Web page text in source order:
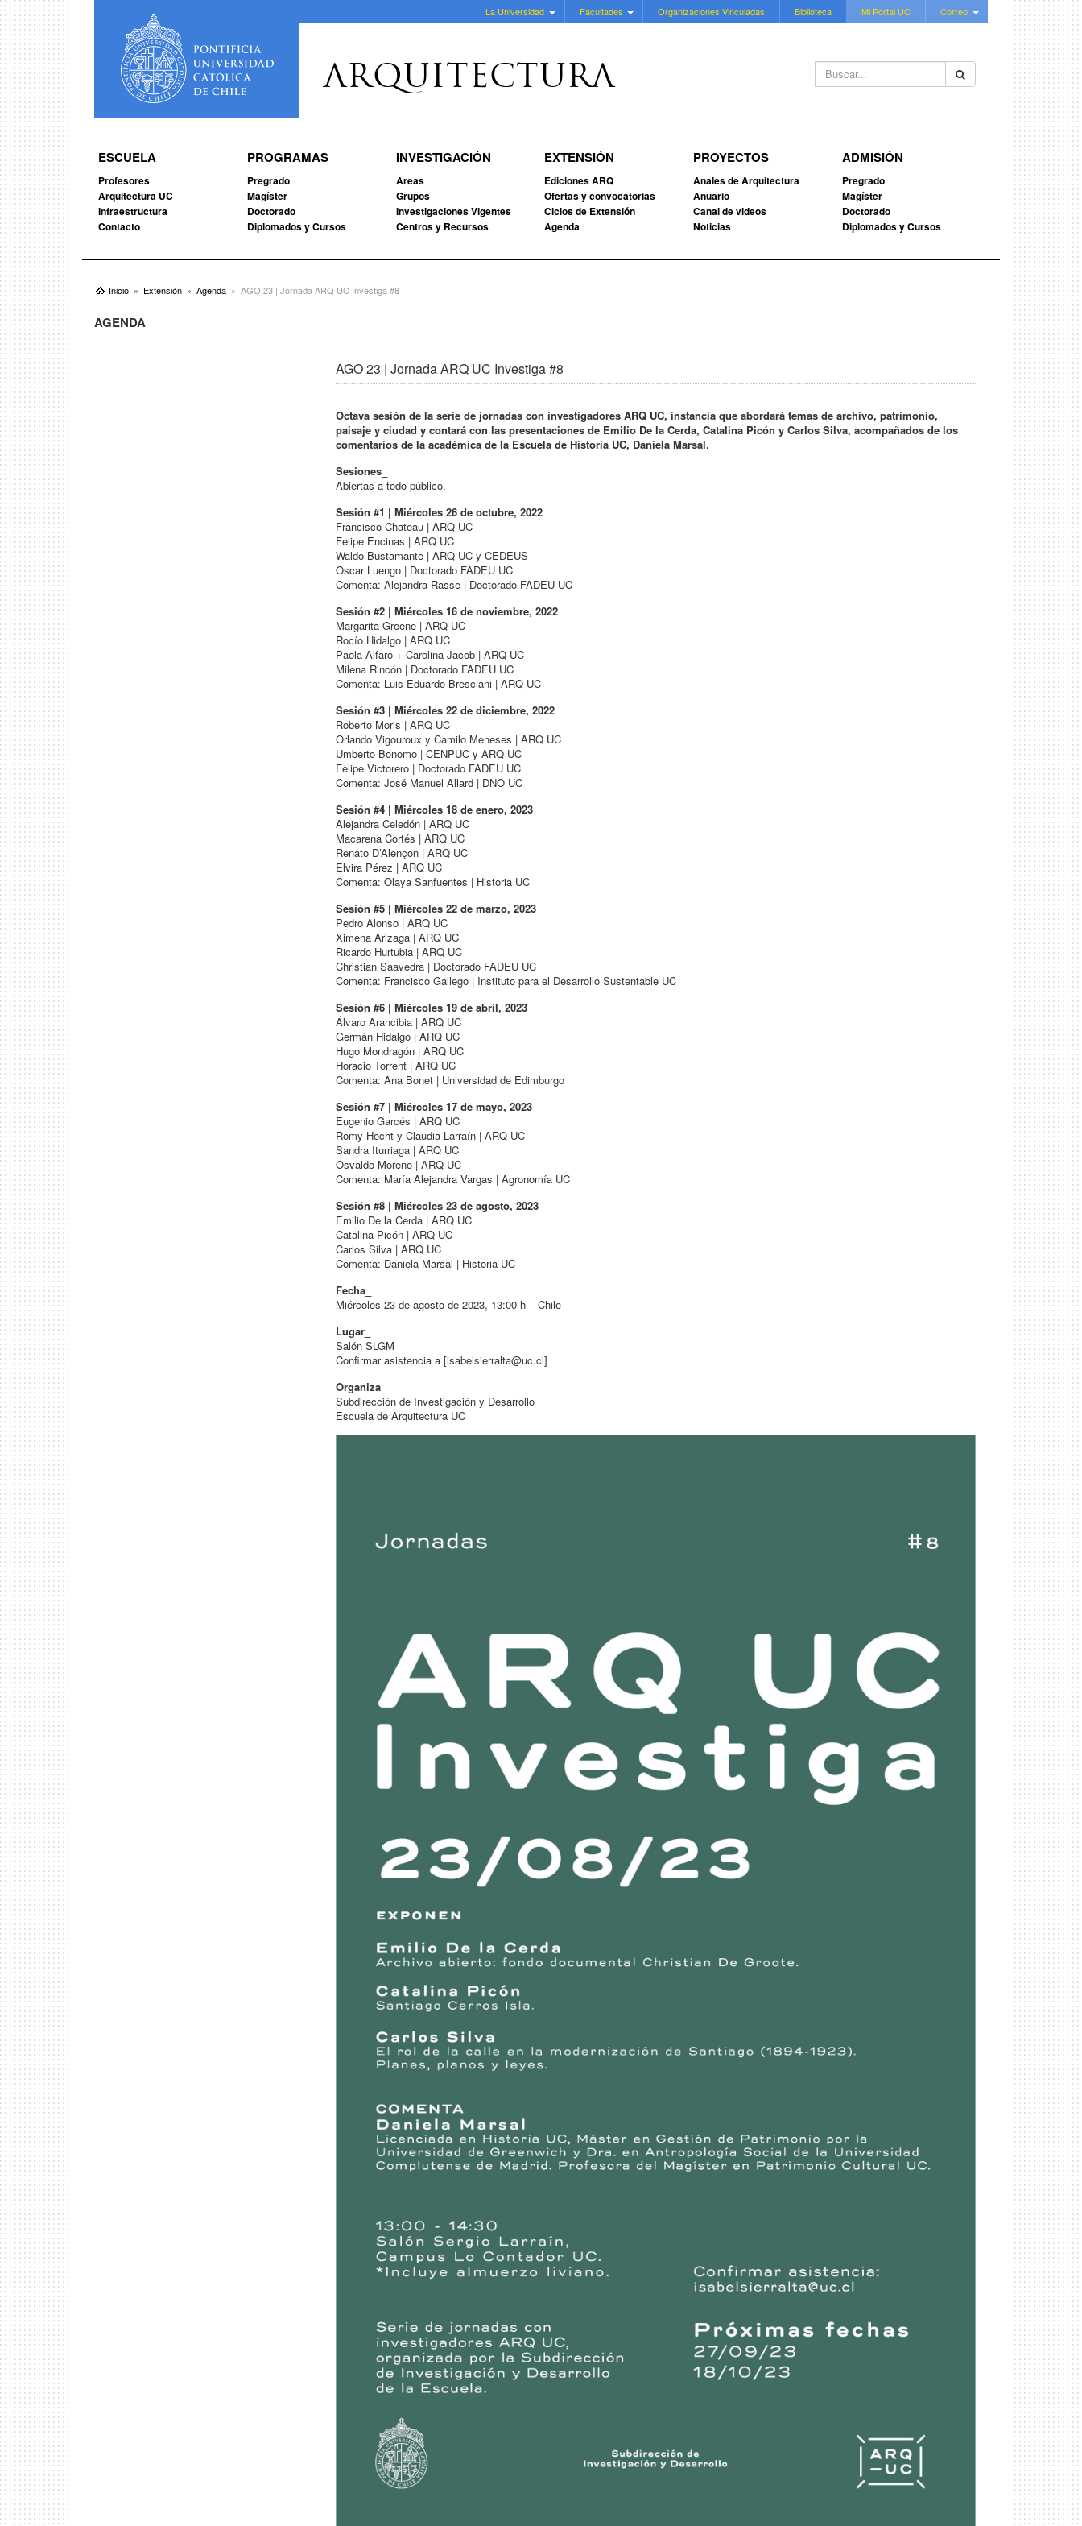
La Universidad Facultades Organizaciones Vinculadas Biblioteca Mi Portal UC Correo
Buscar...
ARQUITECTURA
ESCUELA
Profesores
Arquitectura UC
Infraestructura
Contacto
PROGRAMAS
Pregrado
Magíster
Doctorado
Diplomados y Cursos
INVESTIGACIÓN
Areas
Grupos
Investigaciones Vigentes
Centros y Recursos
EXTENSIÓN
Ediciones ARQ
Ofertas y convocatorias
Ciclos de Extensión
Agenda
PROYECTOS
Anales de Arquitectura
Anuario
Canal de videos
Noticias
ADMISIÓN
Pregrado
Magíster
Doctorado
Diplomados y Cursos
Inicio Extensión Agenda AGO 23 | Jornada ARQ UC Investiga #8
AGENDA
AGO 23 | Jornada ARQ UC Investiga #8
Octava sesión de la serie de jornadas con investigadores ARQ UC, instancia que abordará temas de archivo, patrimonio,
paisaje y ciudad y contará con las presentaciones de Emilio De la Cerda, Catalina Picón y Carlos Silva, acompañados de los
comentarios de la académica de la Escuela de Historia UC, Daniela Marsal.
Sesiones_
Abiertas a todo público.
Sesión #1 | Miércoles 26 de octubre, 2022
Francisco Chateau | ARQ UC
Felipe Encinas | ARQ UC
Waldo Bustamante | ARQ UC y CEDEUS
Oscar Luengo | Doctorado FADEU UC
Comenta: Alejandra Rasse | Doctorado FADEU UC
Sesión #2 | Miércoles 16 de noviembre, 2022
Margarita Greene | ARQ UC
Rocío Hidalgo | ARQ UC
Paola Alfaro + Carolina Jacob | ARQ UC
Milena Rincón | Doctorado FADEU UC
Comenta: Luis Eduardo Bresciani | ARQ UC
Sesión #3 | Miércoles 22 de diciembre, 2022
Roberto Moris | ARQ UC
Orlando Vigouroux y Camilo Meneses | ARQ UC
Umberto Bonomo | CENPUC y ARQ UC
Felipe Victorero | Doctorado FADEU UC
Comenta: José Manuel Allard | DNO UC
Sesión #4 | Miércoles 18 de enero, 2023
Alejandra Celedón | ARQ UC
Macarena Cortés | ARQ UC
Renato D’Alençon | ARQ UC
Elvira Pérez | ARQ UC
Comenta: Olaya Sanfuentes | Historia UC
Sesión #5 | Miércoles 22 de marzo, 2023
Pedro Alonso | ARQ UC
Ximena Arizaga | ARQ UC
Ricardo Hurtubia | ARQ UC
Christian Saavedra | Doctorado FADEU UC
Comenta: Francisco Gallego | Instituto para el Desarrollo Sustentable UC
Sesión #6 | Miércoles 19 de abril, 2023
Álvaro Arancibia | ARQ UC
Germán Hidalgo | ARQ UC
Hugo Mondragón | ARQ UC
Horacio Torrent | ARQ UC
Comenta: Ana Bonet | Universidad de Edimburgo
Sesión #7 | Miércoles 17 de mayo, 2023
Eugenio Garcés | ARQ UC
Romy Hecht y Claudia Larraín | ARQ UC
Sandra Iturriaga | ARQ UC
Osvaldo Moreno | ARQ UC
Comenta: María Alejandra Vargas | Agronomía UC
Sesión #8 | Miércoles 23 de agosto, 2023
Emilio De la Cerda | ARQ UC
Catalina Picón | ARQ UC
Carlos Silva | ARQ UC
Comenta: Daniela Marsal | Historia UC
Fecha_
Miércoles 23 de agosto de 2023, 13:00 h – Chile
Lugar_
Salón SLGM
Confirmar asistencia a [isabelsierralta@uc.cl]
Organiza_
Subdirección de Investigación y Desarrollo
Escuela de Arquitectura UC